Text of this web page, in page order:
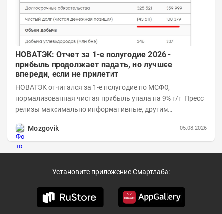
НОВАТЭК: Отчет за 1-е полугодие 2026 -
прибыль продолжает падать, но лучшее
впереди, если не прилетит
НОВАТЭК отчитался за 1-е полугодие по МСФО,
нормализованная чистая прибыль упала на 9% г/г Пресс
релизы максимально информативные, другим
Mozgovik
05.08.2026
Установите приложение Смартлаба: